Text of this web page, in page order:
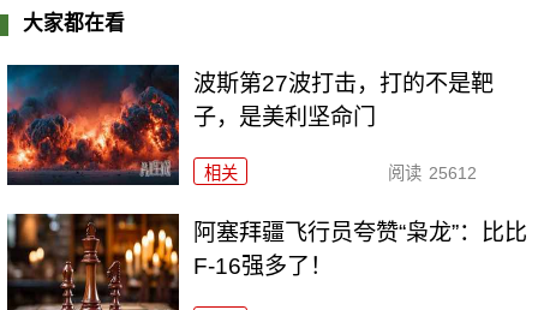
大家都在看
波斯第27波打击，打的不是靶
子，是美利坚命门
相关 阅读 25612
阿塞拜疆飞行员夸赞“枭龙”：比比
F-16强多了！